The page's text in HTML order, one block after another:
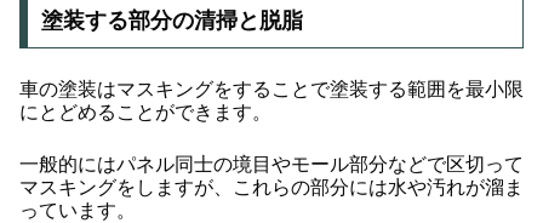
塗装する部分の清掃と脱脂
車の塗装はマスキングをすることで塗装する範囲を最小限
にとどめることができます。
一般的にはパネル同士の境目やモール部分などで区切って
マスキングをしますが、これらの部分には水や汚れが溜ま
っています。